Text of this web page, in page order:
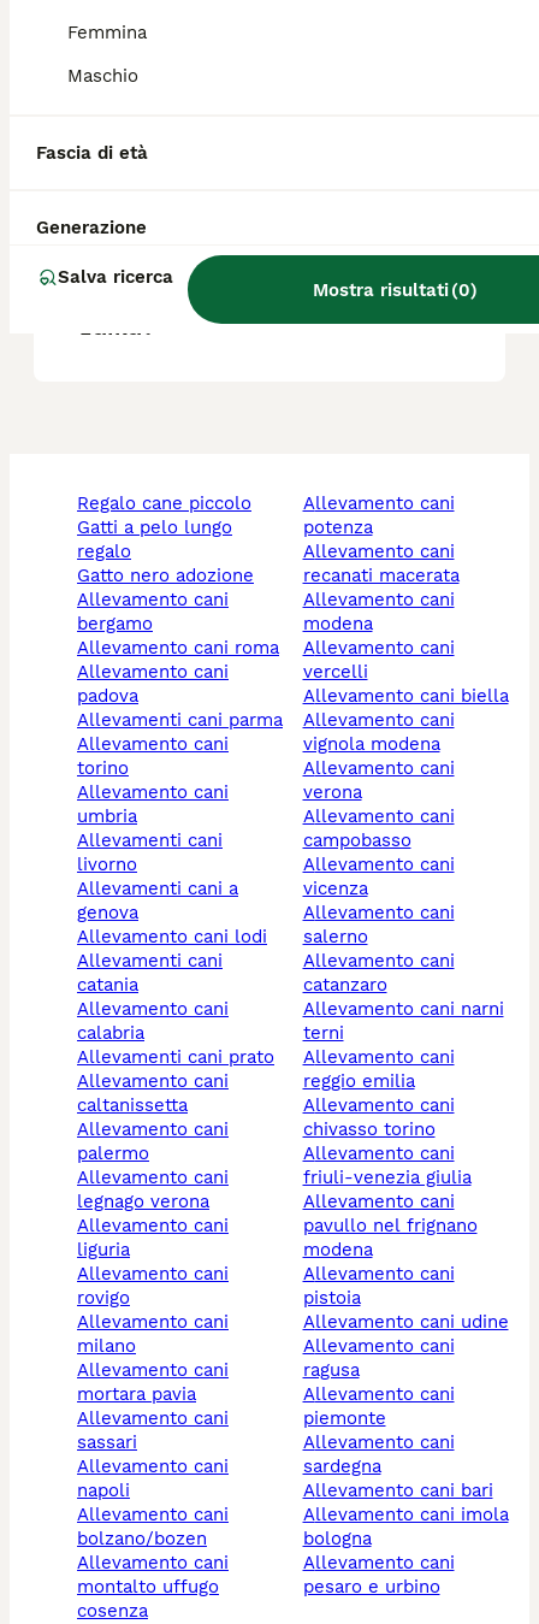
Femmina
Maschio
Fascia di età
Generazione
Salva ricerca
Mostra risultati(0)
Cosa significa il nome
Qual è la taglia di Yakutian
Laika?
regalo cane piccolo
gatti a pelo lungo
regalo
gatto nero adozione
allevamento cani
bergamo
allevamento cani roma
allevamento cani
padova
allevamenti cani parma
allevamento cani
torino
allevamento cani
umbria
allevamenti cani
livorno
allevamenti cani a
genova
allevamento cani lodi
allevamenti cani
catania
allevamento cani
calabria
allevamenti cani prato
allevamento cani
caltanissetta
allevamento cani
palermo
allevamento cani
legnago verona
allevamento cani
liguria
allevamento cani
rovigo
allevamento cani
milano
allevamento cani
mortara pavia
allevamento cani
sassari
allevamento cani
napoli
allevamento cani
bolzano/bozen
allevamento cani
montalto uffugo
cosenza
allevamento cani
potenza
allevamento cani
recanati macerata
allevamento cani
modena
allevamento cani
vercelli
allevamento cani biella
allevamento cani
vignola modena
allevamento cani
verona
allevamento cani
campobasso
allevamento cani
vicenza
allevamento cani
salerno
allevamento cani
catanzaro
allevamento cani narni
terni
allevamento cani
reggio emilia
allevamento cani
chivasso torino
allevamento cani
friuli-venezia giulia
allevamento cani
pavullo nel frignano
modena
allevamento cani
pistoia
allevamento cani udine
allevamento cani
ragusa
allevamento cani
piemonte
allevamento cani
sardegna
allevamento cani bari
allevamento cani imola
bologna
allevamento cani
pesaro e urbino